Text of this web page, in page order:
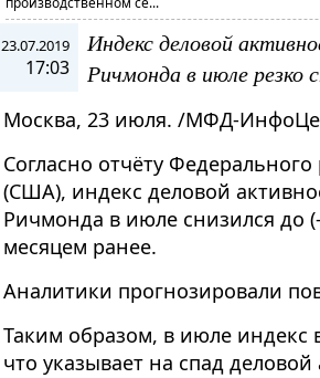
23.07.2019
17:03
Индекс деловой
Ричмонда в июле резко
Москва, 23 июля. /МФД-
Согласно отчёту
(США), индекс деловой
Ричмонда в июле снизился до
месяцем ранее.
Аналитики прогнозировали
Таким образом, в июле индекс
что указывает на спад